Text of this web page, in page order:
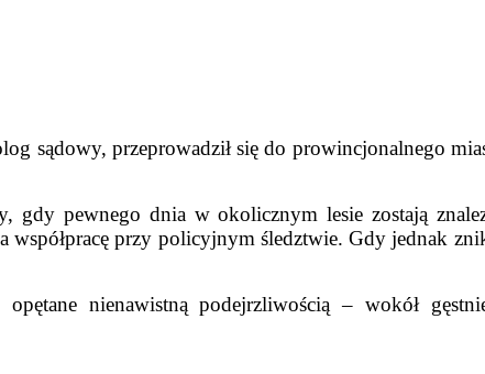
sądowy, przeprowadził się do prowincjonalnego
pewnego dnia w okolicznym lesie zostają
współpracę przy policyjnym śledztwie. Gdy jednak
opętane nienawistną podejrzliwością – wokół